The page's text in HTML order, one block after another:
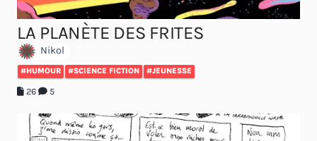
LA PLANÈTE DES FRITES
Nikol
#HUMOUR #SCIENCE FICTION #JEUNESSE
26 5